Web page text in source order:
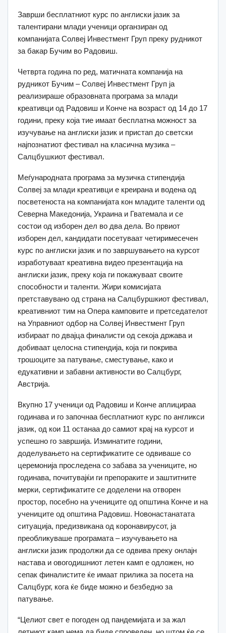
Заврши бесплатниот курс по англиски јазик за
талентирани млади ученици органзиран од
компанијата Солвеј Инвестмент Груп преку рудникот
за бакар Бучим во Радовиш.
Четврта година по ред, матичната компанија на
рудникот Бучим – Солвеј Инвестмент Груп ја
реализираше образовната програма за млади
креативци од Радовиш и Конче на возраст од 14 до 17
години, преку која тие имаат бесплатна можност за
изучување на англиски јазик и пристап до светски
најпознатиот фестивал на класична музика –
Салцбушкиот фестивал.
Меѓународната програма за музичка стипендија
Солвеј за млади креативци е креирана и водена од
посветеноста на компанијата кон младите таленти од
Северна Македонија, Украина и Гватемала и се
состои од изборен дел во два дела. Во првиот
изборен дел, кандидати посетуваат четиримесечен
курс по англиски јазик и по завршувањето на курсот
изработуваат креативна видео презентација на
англиски јазик, преку која ги покажуваат своите
способности и таленти. Жири комисијата
претставувано од страна на Салцбуршкиот фестивал,
креативниот тим на Опера камповите и претседателот
на Управниот одбор на Солвеј Инвестмент Груп
избираат по двајца финалисти од секоја држава и
добиваат целосна стипендија, која ги покрива
трошоците за патување, сместување, како и
едукативни и забавни активности во Салцбург,
Австрија.
Вкупно 17 ученици од Радовиш и Конче аплицираа
годинава и го започнаа бесплатниот курс по англикси
јазик, од кои 11 останаа до самиот крај на курсот и
успешно го завршија. Изминатите години,
доделувањето на сертификатите се одвиваше со
церемонија проследена со забава за учениците, но
годинава, почитувајќи ги препораките и заштитните
мерки, сертификатите се доделени на отворен
простор, посебно на учениците од општина Конче и на
учениците од општина Радовиш. Новонастанатата
ситуација, предизвикана од коронавирусот, ја
преобликуваше програмата – изучувањето на
англиски јазик продолжи да се одвива преку онлајн
настава и овогодишниот летен камп е одложен, но
сепак финалистите ќе имаат прилика за посета на
Салцбург, кога ќе биде можно и безбедно за
патување.
“Целиот свет е погоден од пандемијата и за жал